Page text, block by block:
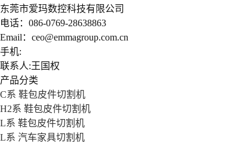
东莞市爱玛数控科技有限公司
电话：086-0769-28638863
Email：ceo@emmagroup.com.cn
手机:
联系人:王国权
产品分类
C系 鞋包皮件切割机
H2系 鞋包皮件切割机
L系 鞋包皮件切割机
L系 汽车家具切割机